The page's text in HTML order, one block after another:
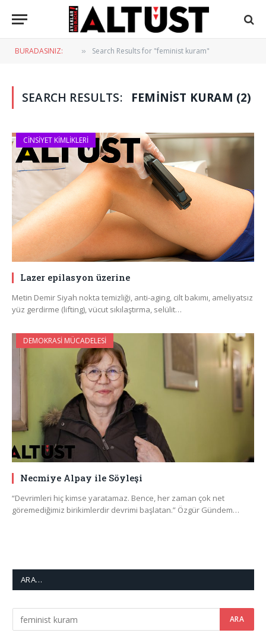
BURADASINIZ: » Search Results for "feminist kuram"
SEARCH RESULTS: FEMINIST KURAM (2)
CINSIYET KIMLIKLERI
Lazer epilasyon üzerine
Metin Demir Siyah nokta temizliği, anti-aging, cilt bakımı, ameliyatsız
yüz gerdirme (lifting), vücut sıkılaştırma, selülit…
DEMOKRASI MÜCADELESI
Necmiye Alpay ile Söyleşi
“Devrimleri hiç kimse yaratamaz. Bence, her zaman çok net
göremediğimiz birikimlerdir devrimi başlatan.” Özgür Gündem…
ARA…